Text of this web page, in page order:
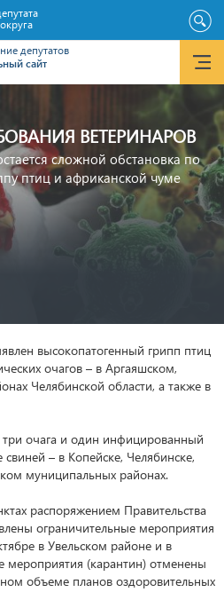
депутатов
сайт
ВЕТЕРИНАРОВ
сложной обстановка по
птиц и африканской чуме
высокопатогенный грипп птиц
очагов – в Аргаяшском,
Челябинской области, а также в
три очага и один инфицированный
– в Копейске, Челябинске,
муниципальных районах.
распоряжением Правительства
ограничительные мероприятия
в Увельском районе и в
мероприятия (карантин) отменены
объеме планов оздоровительных